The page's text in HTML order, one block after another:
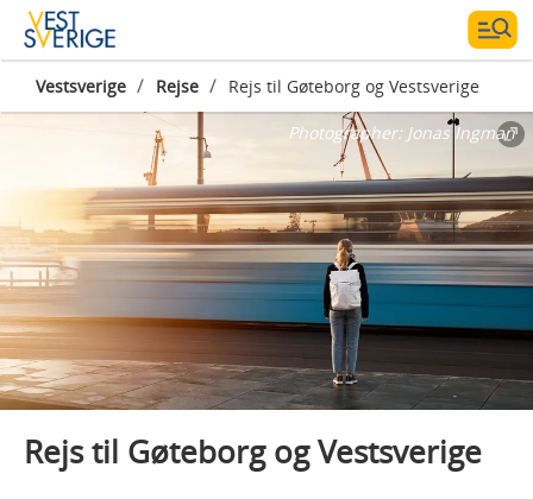
Vestsverige / Rejse / Rejs til Gøteborg og Vestsverige
Photographer: Jonas Ingman
Rejs til Gøteborg og Vestsverige